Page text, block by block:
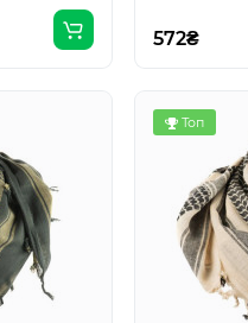
572₴
Топ